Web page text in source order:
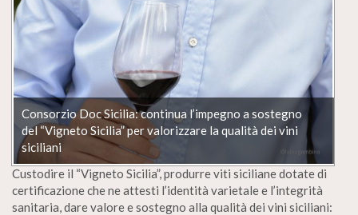
Consorzio Doc Sicilia: continua l’impegno a sostegno
del “Vigneto Sicilia” per valorizzare la qualità dei vini
siciliani
Custodire il “Vigneto Sicilia”, produrre viti siciliane dotate di
certificazione che ne attesti l’identità varietale e l’integrità
sanitaria, dare valore e sostegno alla qualità dei vini siciliani: